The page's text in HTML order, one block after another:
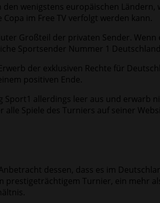
wenigstens europäischen Ländern,
im Free TV verfolgt werden kann.
Großteil der privaten Sender.
Sportsender Nummer 1
der exklusiven Rechte für
positiven Ende.
allerdings leer aus und erwarb
Spiele des Turniers auf seiner
dessen, dass es im
prestigeträchtigem Turnier, ein mehr